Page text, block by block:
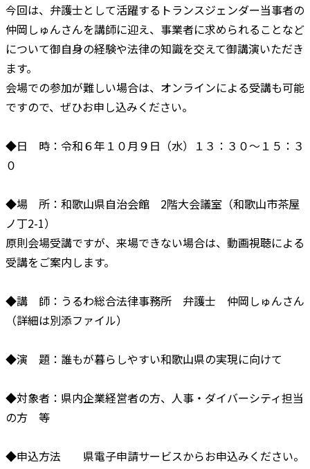
今回は、弁護士として活躍するトランスジェンダー当事者の
仲岡しゅんさんを講師に迎え、事業者に求められることなど
について御自身の経験や法律の知識を交えて御講演いただき
ます。
会場での参加が難しい場合は、オンラインによる受講も可能
ですので、ぜひお申し込みください。
◆日 時：令和６年１０月９日（水）１３：３０～１５：３
０
◆場 所：和歌山県自治会館 2階大会議室（和歌山市茶屋
ノ丁2-1）
原則会場受講ですが、来場できない場合は、動画視聴による
受講をご案内します。
◆講 師：うるわ総合法律事務所 弁護士 仲岡しゅんさん
（詳細は別添ファイル）
◆演 題：誰もが暮らしやすい和歌山県の実現に向けて
◆対象者：県内企業経営者の方、人事・ダイバーシティ担当
の方 等
◆申込方法 県電子申請サービスからお申込みください。